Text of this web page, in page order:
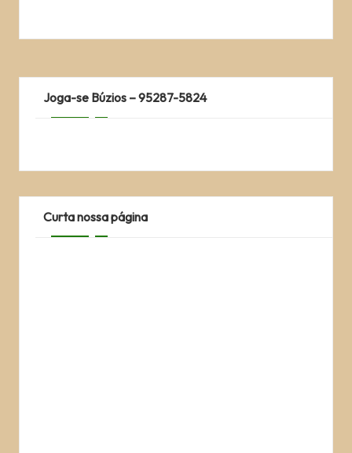
Joga-se Búzios – 95287-5824
Curta nossa página